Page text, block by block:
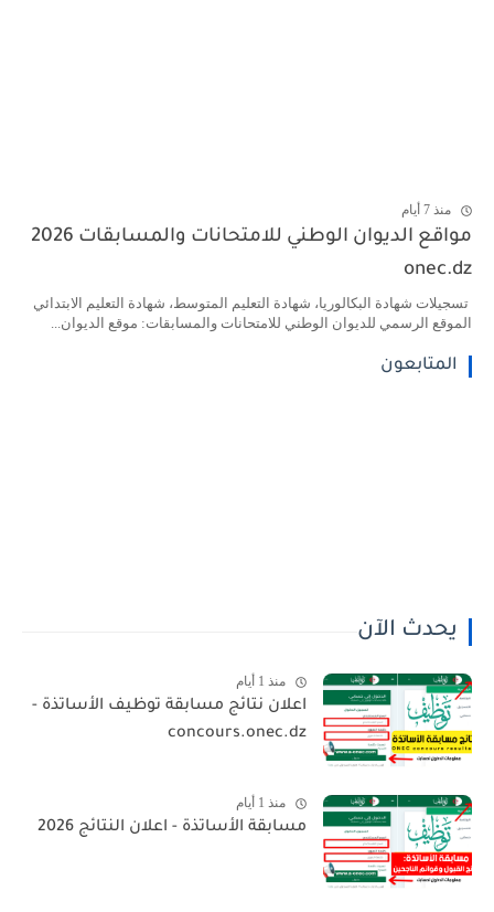
منذ 7 أيام
مواقع الديوان الوطني للامتحانات والمسابقات 2026
onec.dz
تسجيلات شهادة البكالوريا، شهادة التعليم المتوسط، شهادة التعليم الابتدائي
الموقع الرسمي للديوان الوطني للامتحانات والمسابقات: موقع الديوان...
المتابعون
يحدث الآن
منذ 1 أيام
اعلان نتائج مسابقة توظيف الأساتذة -
concours.onec.dz
منذ 1 أيام
مسابقة الأساتذة - اعلان النتائج 2026